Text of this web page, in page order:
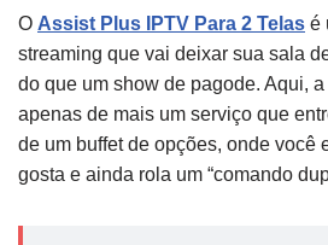
O Assist Plus IPTV Para 2 Telas é
streaming que vai deixar sua sala
do que um show de pagode. Aqui,
apenas de mais um serviço que
de um buffet de opções, onde você
gosta e ainda rola um “comando